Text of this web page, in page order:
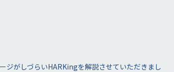
ジがしづらいHARKingを解説させていただきまし